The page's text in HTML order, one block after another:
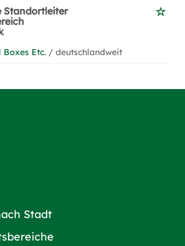
Standortleiter
Boxes Etc. / deutschlandweit
Stadt